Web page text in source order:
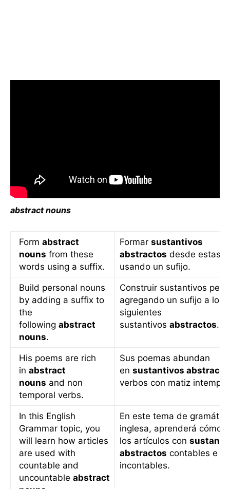
abstract nouns
Form abstract
nouns from these
words using a suffix.
Formar sustantivos
abstractos desde estas
usando un sufijo.
Build personal nouns
by adding a suffix to
the
following abstract
nouns.
Construir sustantivos
agregando un sufijo a los
siguientes
sustantivos abstractos.
His poems are rich
in abstract
nouns and non
temporal verbs.
Sus poemas abundan
en sustantivos
verbos con matiz
In this English
Grammar topic, you
will learn how articles
are used with
countable and
uncountable abstract
En este tema de
inglesa, aprenderá cómo
los artículos con
abstractos contables e
incontables.